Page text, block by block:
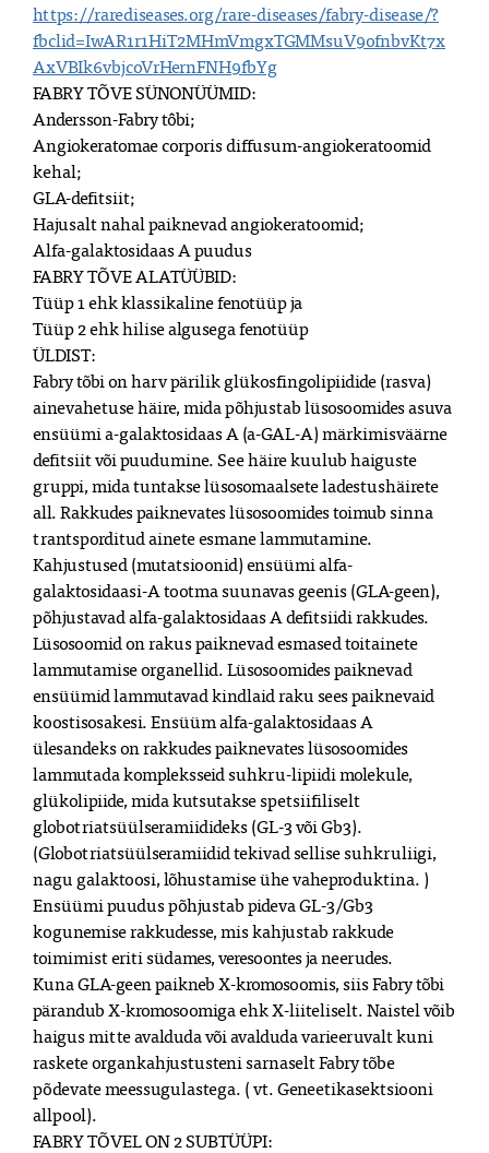
https://rarediseases.org/rare-diseases/fabry-disease/?
fbclid=IwAR1r1HiT2MHmVmgxTGMMsuV9ofnbvKt7x
AxVBIk6vbjcoVrHernFNH9fbYg
FABRY TÕVE SÜNONÜÜMID:
Andersson-Fabry tôbi;
Angiokeratomae corporis diffusum-angiokeratoomid
kehal;
GLA-defitsiit;
Hajusalt nahal paiknevad angiokeratoomid;
Alfa-galaktosidaas A puudus
FABRY TÕVE ALATÜÜBID:
Tüüp 1 ehk klassikaline fenotüüp ja
Tüüp 2 ehk hilise algusega fenotüüp
ÜLDIST:
Fabry tõbi on harv pärilik glükosfingolipiidide (rasva)
ainevahetuse häire, mida põhjustab lüsosoomides asuva
ensüümi a-galaktosidaas A (a-GAL-A) märkimisväärne
defitsiit või puudumine. See häire kuulub haiguste
gruppi, mida tuntakse lüsosomaalsete ladestushäirete
all. Rakkudes paiknevates lüsosoomides toimub sinna
trantsporditud ainete esmane lammutamine.
Kahjustused (mutatsioonid) ensüümi alfa-
galaktosidaasi-A tootma suunavas geenis (GLA-geen),
põhjustavad alfa-galaktosidaas A defitsiidi rakkudes.
Lüsosoomid on rakus paiknevad esmased toitainete
lammutamise organellid. Lüsosoomides paiknevad
ensüümid lammutavad kindlaid raku sees paiknevaid
koostisosakesi. Ensüüm alfa-galaktosidaas A
ülesandeks on rakkudes paiknevates lüsosoomides
lammutada kompleksseid suhkru-lipiidi molekule,
glükolipiide, mida kutsutakse spetsiifiliselt
globotriatsüülseramiidideks (GL-3 või Gb3).
(Globotriatsüülseramiidid tekivad sellise suhkruliigi,
nagu galaktoosi, lõhustamise ühe vaheproduktina. )
Ensüümi puudus põhjustab pideva GL-3/Gb3
kogunemise rakkudesse, mis kahjustab rakkude
toimimist eriti südames, veresoontes ja neerudes.
Kuna GLA-geen paikneb X-kromosoomis, siis Fabry tõbi
pärandub X-kromosoomiga ehk X-liiteliselt. Naistel võib
haigus mitte avalduda või avalduda varieeruvalt kuni
raskete organkahjustusteni sarnaselt Fabry tõbe
põdevate meessugulastega. ( vt. Geneetikasektsiooni
allpool).
FABRY TÕVEL ON 2 SUBTÜÜPI: